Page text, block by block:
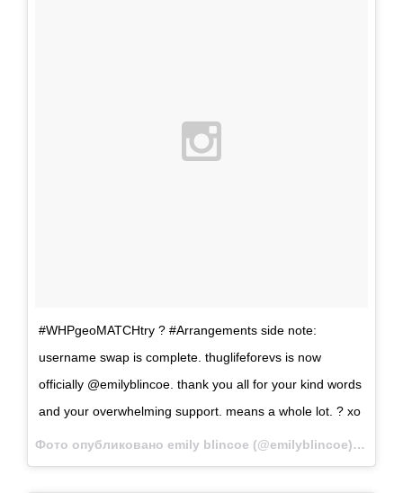
#WHPgeoMATCHtry ? #Аrrangements side note:
username swap is complete. thuglifeforevs is now
officially @emilyblincoe. thank you all for your kind words
and your overwhelming support. means a whole lot. ? xo
Фото опубликовано emily blincoe (@emilyblincoe)Дек 8